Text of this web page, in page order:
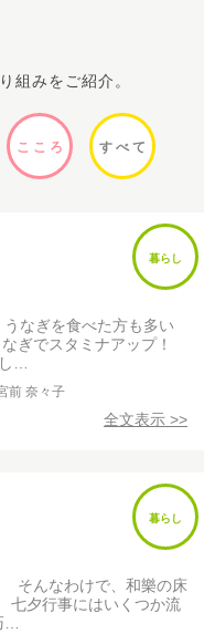
組みをご紹介。
ここ ろ すべて
暮らし
なぎを食べた方も多い
ぎでスタミナアップ！
…
前 奈々子
全文表示 >>
暮らし
そんなわけで、和樂の床
夕行事にはいくつか流
…